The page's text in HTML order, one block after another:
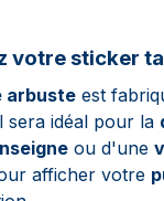
votre sticker
arbuste est
sera idéal pour la
ou d'une
afficher votre